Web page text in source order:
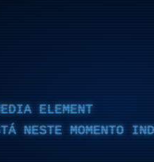
ELEMENT
NESTE MOMENTO